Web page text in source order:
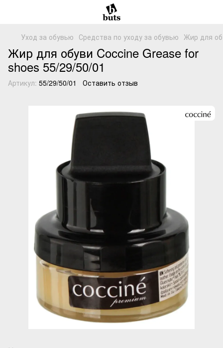
Уход за обувью Средства по уходу за обувью Жир для
Жир для обуви Coccine Grease for
shoes 55/29/50/01
Артикул: 55/29/50/01 Оставить отзыв